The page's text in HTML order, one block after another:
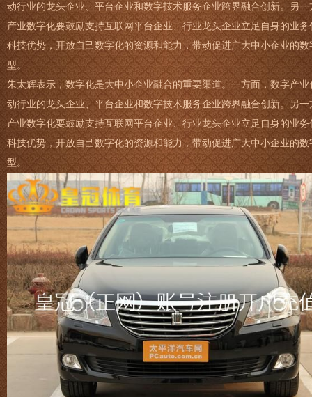
动行业的龙头企业、平台企业和数字技术服务企业跨界融合创新。另一
产业数字化要鼓励支持互联网平台企业、行业龙头企业立足自身的业务
科技优势，开放自己数字化的资源和能力，带动促进广大中小企业的数
型。
朱太辉表示，数字化是大中小企业融合的重要渠道。一方面，数字产业
动行业的龙头企业、平台企业和数字技术服务企业跨界融合创新。另一
产业数字化要鼓励支持互联网平台企业、行业龙头企业立足自身的业务
科技优势，开放自己数字化的资源和能力，带动促进广大中小企业的数
型。